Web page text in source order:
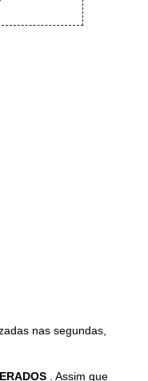
nas segundas,
. Assim que